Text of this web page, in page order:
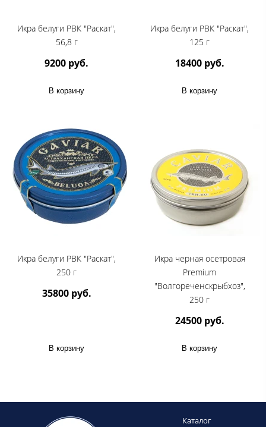
Икра белуги РВК "Раскат",
56,8 г
9200 руб.
В корзину
Икра белуги РВК "Раскат",
125 г
18400 руб.
В корзину
Икра белуги РВК "Раскат",
250 г
35800 руб.
В корзину
Икра черная осетровая
Premium
"Волгореченскрыбхоз",
250 г
24500 руб.
В корзину
Каталог